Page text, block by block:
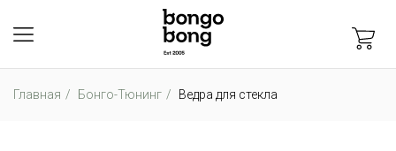
Главная Бонго-Тюнинг Ведра для стекла